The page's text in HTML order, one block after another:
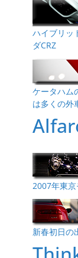
ハイブリッ
ダCRZ
ケータハム
は多くの外
2007年東
新春初日の